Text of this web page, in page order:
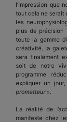
l’impression que
tout cela ne serait
les
plus de précision
toute la gamme
créativité, la
sera finalement
soit de notre
programme
expliquer un
prometteur».
La réalité de
manifeste chez